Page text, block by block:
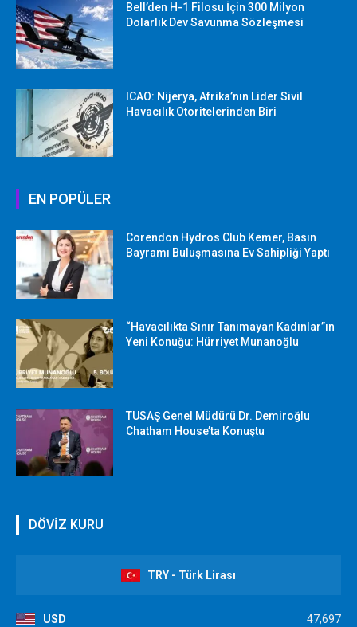
Bell’den H-1 Filosu İçin 300 Milyon
Dolarlık Dev Savunma Sözleşmesi
ICAO: Nijerya, Afrika’nın Lider Sivil
Havacılık Otoritelerinden Biri
EN POPÜLER
Corendon Hydros Club Kemer, Basın
Bayramı Buluşmasına Ev Sahipliği Yaptı
“Havacılıkta Sınır Tanımayan Kadınlar”ın
Yeni Konuğu: Hürriyet Munanoğlu
TUSAŞ Genel Müdürü Dr. Demiroğlu
Chatham House’ta Konuştu
DÖVİZ KURU
TRY - Türk Lirası
USD 47,697